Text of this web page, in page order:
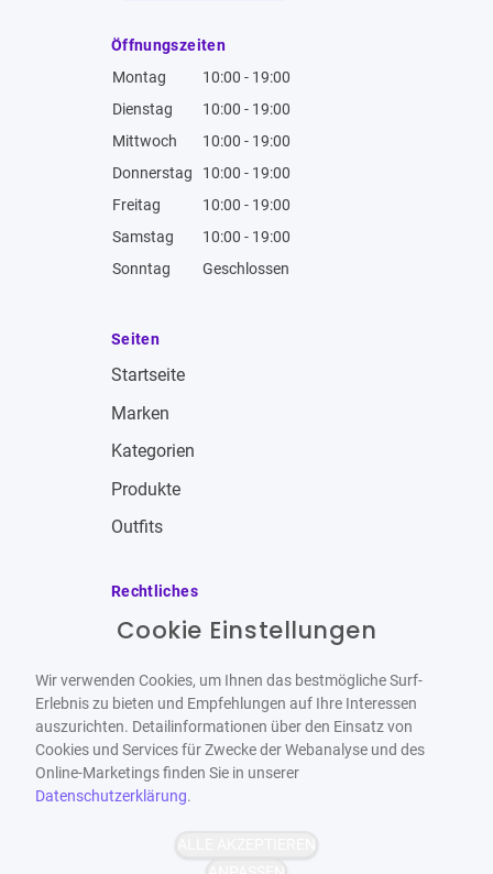
Öffnungszeiten
Montag
10:00 - 19:00
Dienstag
10:00 - 19:00
Mittwoch
10:00 - 19:00
Donnerstag
10:00 - 19:00
Freitag
10:00 - 19:00
Samstag
10:00 - 19:00
Sonntag
Geschlossen
Seiten
Startseite
Marken
Kategorien
Produkte
Outfits
Rechtliches
Impressum
Datenschutzbestimmungen
Widerrufsbelehrung
Barrierefrei Bereitgestellt von
Cookie Einstellungen
Wir verwenden Cookies, um Ihnen das bestmögliche Surf-
Erlebnis zu bieten und Empfehlungen auf Ihre Interessen
auszurichten. Detailinformationen über den Einsatz von
Cookies und Services für Zwecke der Webanalyse und des
Online-Marketings finden Sie in unserer
Datenschutzerklärung.
ALLE AKZEPTIEREN